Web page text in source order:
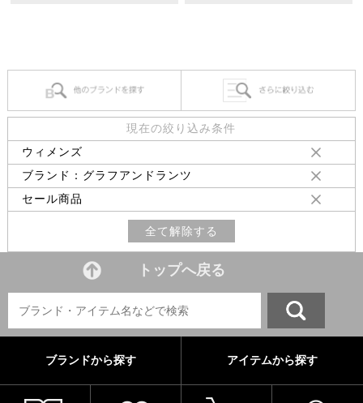
現在の絞り込み条件
ウィメンズ
ブランド：グラフアンドランツ
セール商品
全て解除する
トップへ戻る
ブランドから探す アイテムから探す